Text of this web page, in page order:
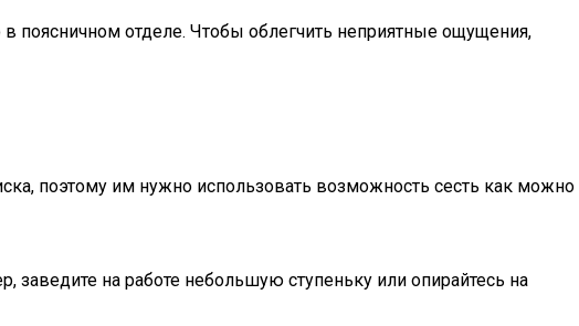
поясничном отделе. Чтобы облегчить неприятные ощущения,
поэтому им нужно использовать возможность сесть как можно
заведите на работе небольшую ступеньку или опирайтесь на